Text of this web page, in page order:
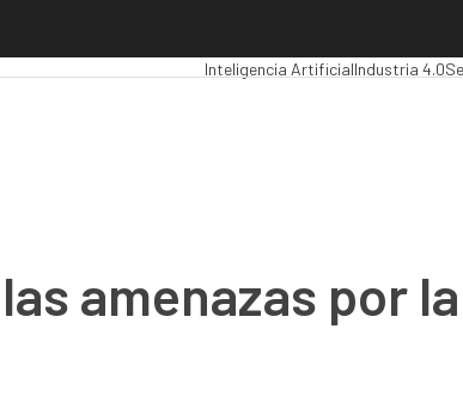
Inteligencia ArtificialIndustria 4.0
amenazas por la